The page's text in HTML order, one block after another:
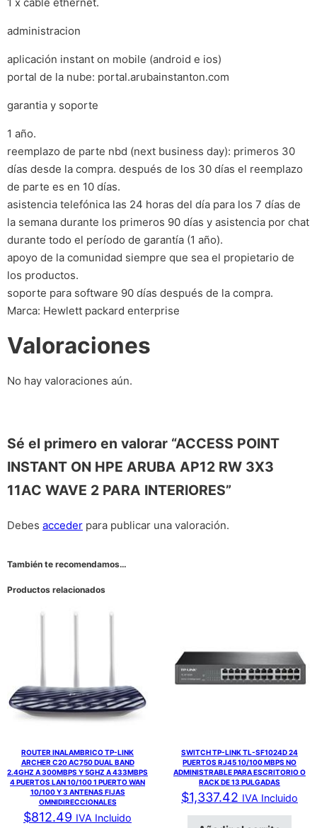
1 x cable ethernet.
administracion
aplicación instant on mobile (android e ios)
portal de la nube: portal.arubainstanton.com
garantia y soporte
1 año.
reemplazo de parte nbd (next business day): primeros 30
días desde la compra. después de los 30 días el reemplazo
de parte es en 10 días.
asistencia telefónica las 24 horas del día para los 7 días de
la semana durante los primeros 90 días y asistencia por chat
durante todo el período de garantía (1 año).
apoyo de la comunidad siempre que sea el propietario de
los productos.
soporte para software 90 días después de la compra.
Marca: Hewlett packard enterprise
Valoraciones
No hay valoraciones aún.
Sé el primero en valorar “ACCESS POINT
INSTANT ON HPE ARUBA AP12 RW 3X3
11AC WAVE 2 PARA INTERIORES”
Debes acceder para publicar una valoración.
También te recomendamos…
Productos relacionados
ROUTER INALAMBRICO TP-LINK
ARCHER C20 AC750 DUAL BAND
2.4GHZ A 300MBPS Y 5GHZ A 433MBPS
4 PUERTOS LAN 10/100 1 PUERTO WAN
10/100 Y 3 ANTENAS FIJAS
OMNIDIRECCIONALES
$812.49 IVA Incluido
SWITCH TP-LINK TL-SF1024D 24
PUERTOS RJ45 10/100 MBPS NO
ADMINISTRABLE PARA ESCRITORIO O
RACK DE 13 PULGADAS
$1,337.42 IVA Incluido